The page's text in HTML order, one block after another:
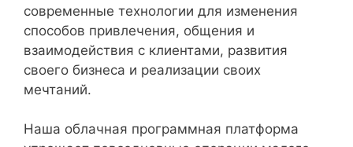
современные технологии для изменения
способов привлечения, общения и
взаимодействия с клиентами, развития
своего бизнеса и реализации своих
мечтаний.
Наша облачная программная платформа